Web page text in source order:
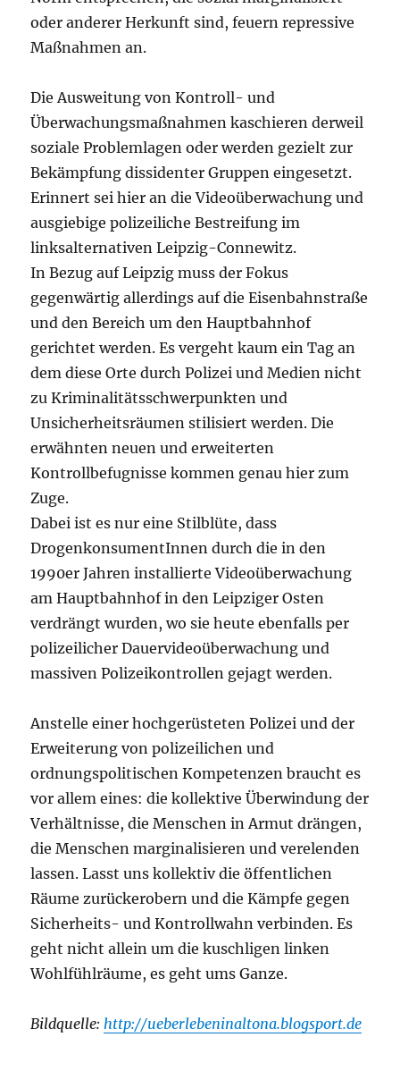
oder anderer Herkunft sind, feuern repressive
Maßnahmen an.
Die Ausweitung von Kontroll- und
Überwachungsmaßnahmen kaschieren derweil
soziale Problemlagen oder werden gezielt zur
Bekämpfung dissidenter Gruppen eingesetzt.
Erinnert sei hier an die Videoüberwachung und
ausgiebige polizeiliche Bestreifung im
linksalternativen Leipzig-Connewitz.
In Bezug auf Leipzig muss der Fokus
gegenwärtig allerdings auf die Eisenbahnstraße
und den Bereich um den Hauptbahnhof
gerichtet werden. Es vergeht kaum ein Tag an
dem diese Orte durch Polizei und Medien nicht
zu Kriminalitätsschwerpunkten und
Unsicherheitsräumen stilisiert werden. Die
erwähnten neuen und erweiterten
Kontrollbefugnisse kommen genau hier zum
Zuge.
Dabei ist es nur eine Stilblüte, dass
DrogenkonsumentInnen durch die in den
1990er Jahren installierte Videoüberwachung
am Hauptbahnhof in den Leipziger Osten
verdrängt wurden, wo sie heute ebenfalls per
polizeilicher Dauervideoüberwachung und
massiven Polizeikontrollen gejagt werden.
Anstelle einer hochgerüsteten Polizei und der
Erweiterung von polizeilichen und
ordnungspolitischen Kompetenzen braucht es
vor allem eines: die kollektive Überwindung der
Verhältnisse, die Menschen in Armut drängen,
die Menschen marginalisieren und verelenden
lassen. Lasst uns kollektiv die öffentlichen
Räume zurückerobern und die Kämpfe gegen
Sicherheits- und Kontrollwahn verbinden. Es
geht nicht allein um die kuschligen linken
Wohlfühlräume, es geht ums Ganze.
Bildquelle: http://ueberlebeninaltona.blogsport.de